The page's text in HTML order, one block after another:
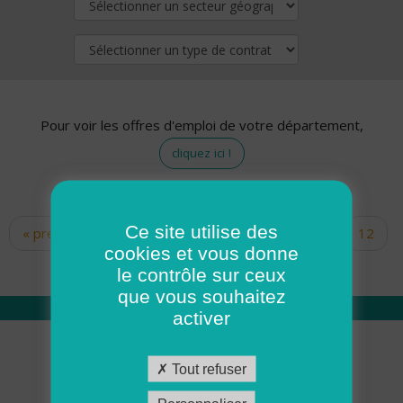
Pour voir les offres d'emploi de votre département,
cliquez ici !
Pages
« premier ‹ précédent … 10
12
14 15 16 17
Qui sommes nous
Académie ADMR
Ce site utilise des
cookies et vous donne
le contrôle sur ceux
que vous souhaitez
activer
Tout refuser